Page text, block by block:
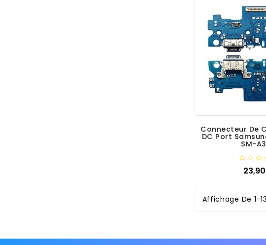
Connecteur De
DC Port
SM-
Ajouter
Affichage De 1-